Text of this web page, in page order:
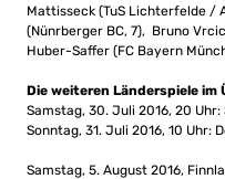
Mattisseck (TuS Lichterfelde /
(Nünrberger BC, 7), Bruno
Huber-Saffer (FC Bayern
Die weiteren Länderspiele im
Samstag, 30. Juli 2016, 20
Sonntag, 31. Juli 2016, 10 Uhr:
Samstag, 5. August 2016,